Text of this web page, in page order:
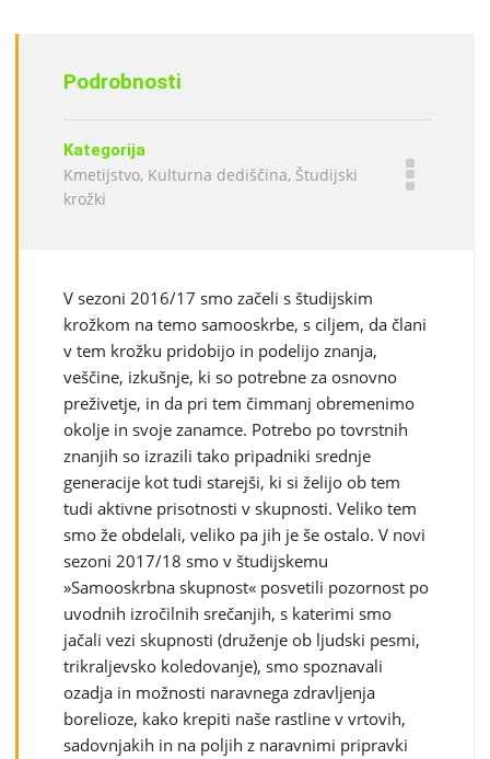
Podrobnosti
Kategorija
Kmetijstvo, Kulturna dediščina, Študijski
krožki
V sezoni 2016/17 smo začeli s študijskim
krožkom na temo samooskrbe, s ciljem, da člani
v tem krožku pridobijo in podelijo znanja,
veščine, izkušnje, ki so potrebne za osnovno
preživetje, in da pri tem čimmanj obremenimo
okolje in svoje zanamce. Potrebo po tovrstnih
znanjih so izrazili tako pripadniki srednje
generacije kot tudi starejši, ki si želijo ob tem
tudi aktivne prisotnosti v skupnosti. Veliko tem
smo že obdelali, veliko pa jih je še ostalo. V novi
sezoni 2017/18 smo v študijskemu
»Samooskrbna skupnost« posvetili pozornost po
uvodnih izročilnih srečanjih, s katerimi smo
jačali vezi skupnosti (druženje ob ljudski pesmi,
trikraljevsko koledovanje), smo spoznavali
ozadja in možnosti naravnega zdravljenja
borelioze, kako krepiti naše rastline v vrtovih,
sadovnjakih in na poljih z naravnimi pripravki